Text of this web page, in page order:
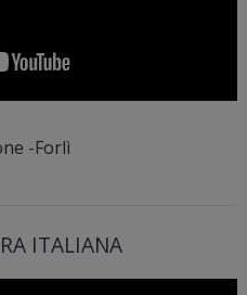
-Forlì
ITALIANA